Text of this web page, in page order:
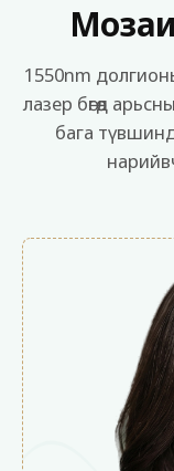
1550nm
лазер бөгөөд
бага